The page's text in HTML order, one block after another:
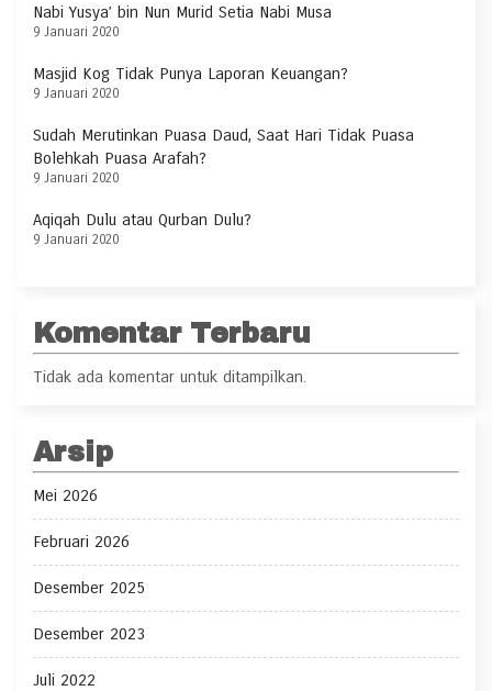
Nabi Yusya’ bin Nun Murid Setia Nabi Musa
9 Januari 2020
Masjid Kog Tidak Punya Laporan Keuangan?
9 Januari 2020
Sudah Merutinkan Puasa Daud, Saat Hari Tidak Puasa
Bolehkah Puasa Arafah?
9 Januari 2020
Aqiqah Dulu atau Qurban Dulu?
9 Januari 2020
Komentar Terbaru
Tidak ada komentar untuk ditampilkan.
Arsip
Mei 2026
Februari 2026
Desember 2025
Desember 2023
Juli 2022